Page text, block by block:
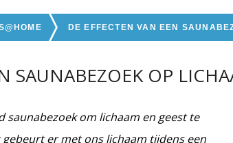
DE EFFECTEN VAN EEN
SAUNABEZOEK OP
saunabezoek om lichaam en geest te
er met ons lichaam tijdens een